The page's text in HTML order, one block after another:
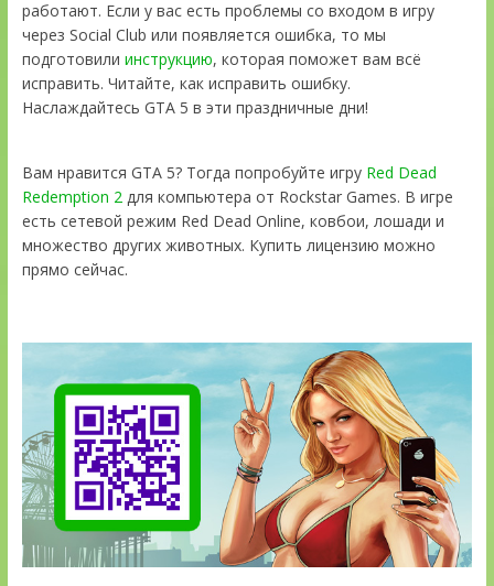
работают. Если у вас есть проблемы со входом в игру
через Social Club или появляется ошибка, то мы
подготовили инструкцию, которая поможет вам всё
исправить. Читайте, как исправить ошибку.
Наслаждайтесь GTA 5 в эти праздничные дни!
Вам нравится GTA 5? Тогда попробуйте игру Red Dead
Redemption 2для компьютера от Rockstar Games. В игре
есть сетевой режим Red Dead Online, ковбои, лошади и
множество других животных. Купить лицензию можно
прямо сейчас.